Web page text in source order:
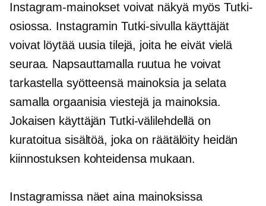
Instagram-mainokset voivat näkyä myös Tutki-
osiossa. Instagramin Tutki-sivulla käyttäjät
voivat löytää uusia tilejä, joita he eivät vielä
seuraa. Napsauttamalla ruutua he voivat
tarkastella syötteensä mainoksia ja selata
samalla orgaanisia viestejä ja mainoksia.
Jokaisen käyttäjän Tutki-välilehdellä on
kuratoitua sisältöä, joka on räätälöity heidän
kiinnostuksen kohteidensa mukaan.
Instagramissa näet aina mainoksissa